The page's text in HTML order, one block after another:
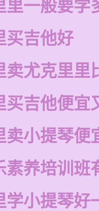
里一般要学
买吉他好
卖尤克里里
买吉他便宜
卖小提琴便
素养培训班
学小提琴好